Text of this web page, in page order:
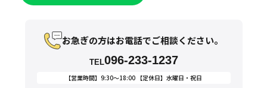
お急ぎの方はお電話でご相談ください。
TEL096-233-1237
【営業時間】9:30〜18:00 【定休日】水曜日・祝日